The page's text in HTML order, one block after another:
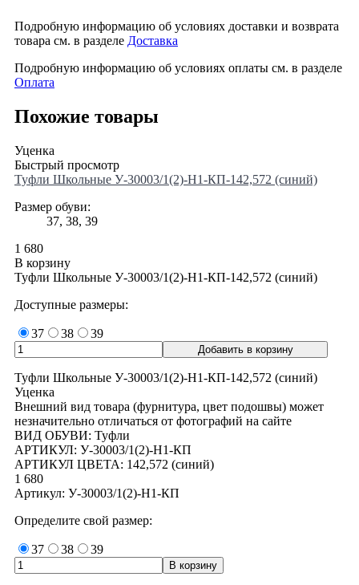
Подробную информацию об условиях доставки и возврата
товара см. в разделе Доставка
Подробную информацию об условиях оплаты см. в разделе
Оплата
Похожие товары
Уценка
Быстрый просмотр
Туфли Школьные У-30003/1(2)-H1-КП-142,572 (синий)
Размер обуви:
37, 38, 39
1 680
В корзину
Туфли Школьные У-30003/1(2)-H1-КП-142,572 (синий)
Доступные размеры:
37 38 39
Туфли Школьные У-30003/1(2)-H1-КП-142,572 (синий)
Уценка
Внешний вид товара (фурнитура, цвет подошвы) может
незначительно отличаться от фотографий на сайте
ВИД ОБУВИ: Туфли
АРТИКУЛ: У-30003/1(2)-H1-КП
АРТИКУЛ ЦВЕТА: 142,572 (синий)
1 680
Артикул: У-30003/1(2)-H1-КП
Определите свой размер:
37 38 39